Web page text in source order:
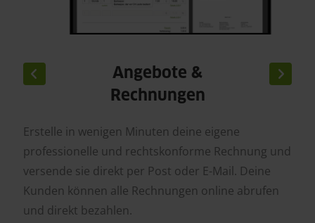
Angebote &
Rechnungen
Erstelle in wenigen Minuten deine eigene
professionelle und rechtskonforme Rechnung und
versende sie direkt per Post oder E-Mail. Deine
Kunden können alle Rechnungen online abrufen
und direkt bezahlen.